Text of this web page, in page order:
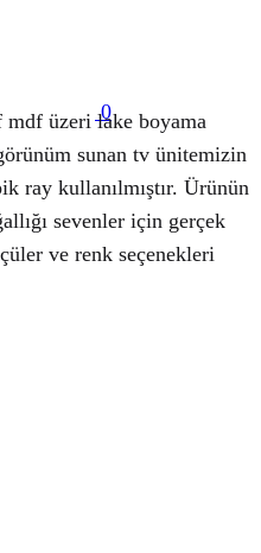
0
mdf üzeri lake boyama
sunan tv ünitemizin
ray kullanılmıştır. Ürünün
sevenler için gerçek
ve renk seçenekleri